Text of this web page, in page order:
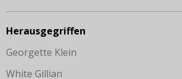
Herausgegriffen
Georgette Klein
White Gillian